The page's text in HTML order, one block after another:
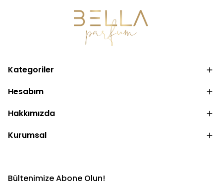
Kategoriler
Hesabım
Hakkımızda
Kurumsal
Bültenimize Abone Olun!